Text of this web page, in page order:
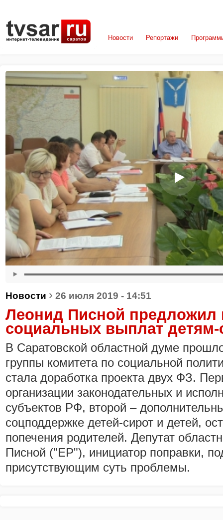
Новости Репортажи
Новости › 26 июля 2019 - 14:51
Леонид Писной предложил
социальных выплат детям-
В Саратовской областной думе
группы комитета по социальной
стала доработка проекта двух ФЗ.
организации законодательных и
субъектов РФ, второй –
соцподдержке детей-сирот и детей,
попечения родителей. Депутат
Писной ("ЕР"), инициатор поправки,
присутствующим суть проблемы.